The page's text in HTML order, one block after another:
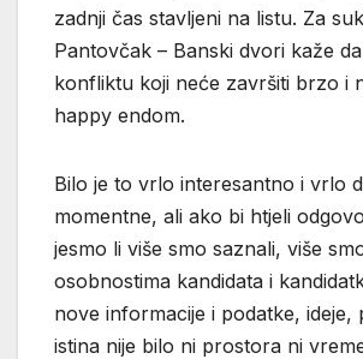
zadnji čas stavljeni na listu. Za
Pantovčak – Banski dvori kaže
konfliktu koji neće završiti brzo i
happy endom.
Bilo je to vrlo interesantno i vrlo
momentne, ali ako bi htjeli
jesmo li više smo saznali, više
osobnostima kandidata i
nove informacije i podatke, ideje,
istina nije bilo ni prostora ni